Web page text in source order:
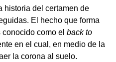
historia del certamen de
El hecho que forma
como el back to
en el cual, en medio de la
la corona al suelo.